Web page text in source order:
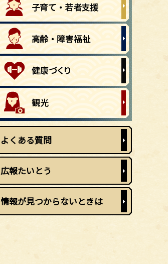
よくある質問
広報たいとう
情報が見つからないときは